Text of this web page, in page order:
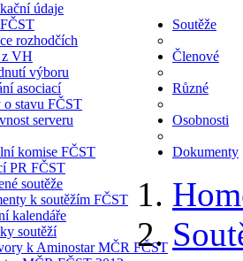
údaje
rozhodčích
z VH
výboru
asociací
o stavu FČST
serveru
komise FČST
PR FČST
Soutěže
soutěže
k soutěžím FČST
kalendáře
soutěží
k Aminostar MČR FČST
Členové
Různé
Osobnosti
Dokumenty